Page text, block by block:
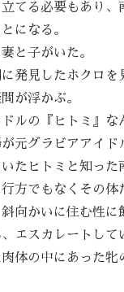
てる必要もあり、
になる。
と子がいた。
発見したホクロを
が浮かぶ。
ルの『ヒトミ』な
元グラビアアイド
たヒトミと知った
方でもなくその体
向かいに住む性に
エスカレートして
体の中にあった牝